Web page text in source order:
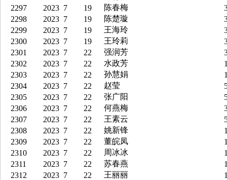
2297
2023 7 19 陈春梅
2298
2023 7 19 陈楚璇
2299
2023 7 19 王海玲
2300
2023 7 19 王玲莉
2301
2023 7 22 强润芳
2302
2023 7 22 水政芳
2303
2023 7 22 孙慧娟
2304
2023 7 22 赵莹
2305
2023 7 22 张广阳
2306
2023 7 22 何燕梅
2307
2023 7 22 王素云
2308
2023 7 22 姚新锋
2309
2023 7 22 董皖凤
2310
2023 7 22 周冰冰
2311
2023 7 22 苏春燕
2312
2023 7 22 王丽丽